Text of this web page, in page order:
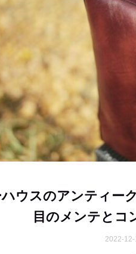
ウスのアンティー
目のメンテとコ
2022-12-